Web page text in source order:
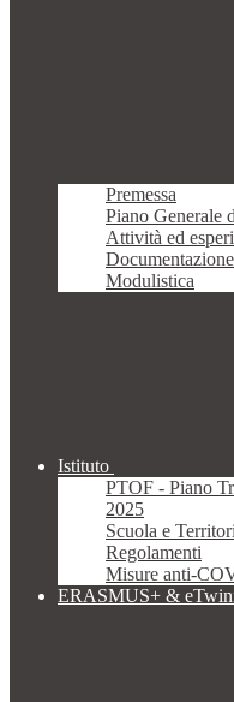
Premessa
Piano Generale
Attività ed
Modulistica
Istituto
PTOF - Piano
2025
Scuola e
Regolamenti
Misure anti-
ERASMUS+ &